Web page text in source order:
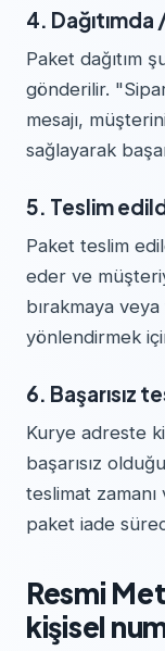
4.
Paket dağıtım
gönderilir.
mesajı,
sağlayarak
5. Teslim
Paket teslim
eder ve
bırakmaya
yönlendirmek
6. Başarısız
Kurye adreste
başarısız
teslimat
paket iade
Resmi
kişisel